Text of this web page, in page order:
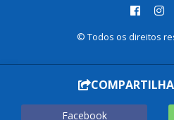
Mídias
Facebook